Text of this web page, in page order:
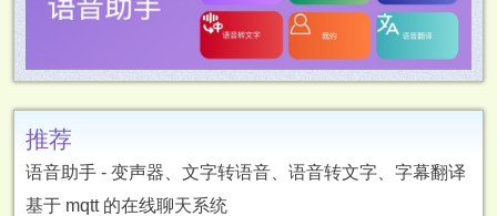
推荐
语音助手 - 变声器、文字转语音、语音转文字、字幕翻译
基于 mqtt 的在线聊天系统